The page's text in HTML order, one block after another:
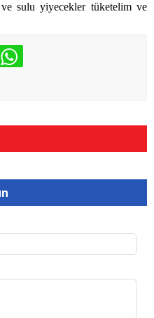
sulu yiyecekler tüketelim ve